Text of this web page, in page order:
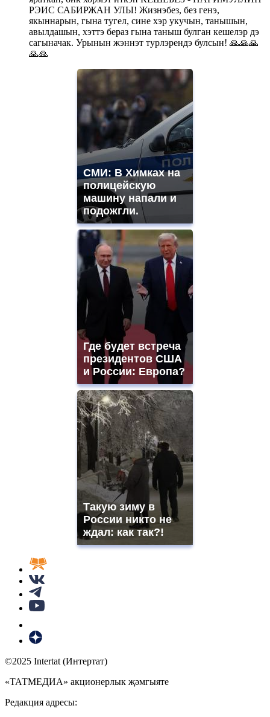
РЭИС САБИРЖАН УЛЫ! Жизнэбез, без генэ,
якыннарын, гына тугел, сине хэр укучын, танышын,
авылдашын, хэттэ бераз гына таныш булган кешелэр дэ
сагыначак. Урынын жэннэт турлэрендэ булсын! 🙏🙏🙏
🙏🙏
СМИ: В Химках на
полицейскую
машину напали и
подожгли.
Где будет встреча
президентов США
и России: Европа?
Такую зиму в
России никто не
ждал: как так?!
©2025 Intertat (Интертат)
«ТАТМЕДИА» акционерлык җәмгыяте
Редакция адресы: